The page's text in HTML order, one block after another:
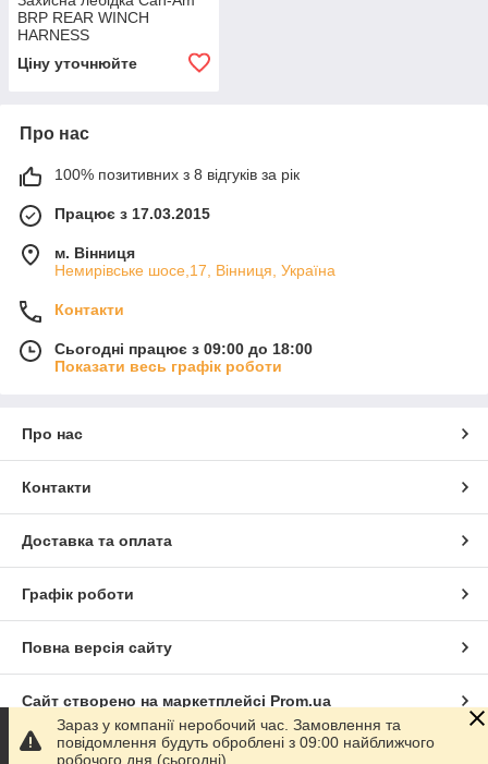
BRP REAR WINCH
HARNESS
Ціну уточнюйте
Про нас
100% позитивних з 8 відгуків за рік
Працює з 17.03.2015
м. Вінниця
Немирівське шосе,17, Вінниця, Україна
Контакти
Сьогодні працює з 09:00 до 18:00
Показати весь графік роботи
Про нас
Контакти
Доставка та оплата
Графік роботи
Повна версія сайту
Сайт створено на маркетплейсі Prom.ua
Політика конфіденційності
Зараз у компанії неробочий час. Замовлення та
повідомлення будуть оброблені з 09:00 найближчого
робочого дня (сьогодні).